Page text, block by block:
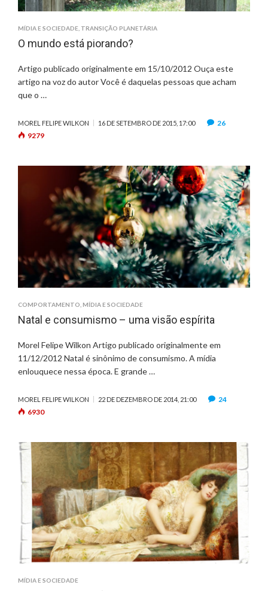
MÍDIA E SOCIEDADE, TRANSIÇÃO PLANETÁRIA
O mundo está piorando?
Artigo publicado originalmente em 15/10/2012 Ouça este
artigo na voz do autor Você é daquelas pessoas que acham
que o …
MOREL FELIPE WILKON 16 DE SETEMBRO DE 2015, 17:00
26
9279
COMPORTAMENTO MÍDIA E SOCIEDADE
Natal e consumismo – uma visão espírita
Morel Felipe Wilkon Artigo publicado originalmente em
11/12/2012 Natal é sinônimo de consumismo. A mídia
enlouquece nessa época. E grande …
MOREL FELIPE WILKON 22 DE DEZEMBRO DE 2014, 21:00
24
6930
MÍDIA E SOCIEDADE